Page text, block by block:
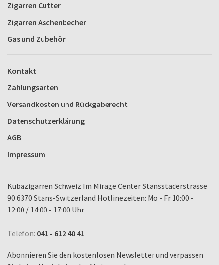
Zigarren Cutter
Zigarren Aschenbecher
Gas und Zubehör
Kontakt
Zahlungsarten
Versandkosten und Rückgaberecht
Datenschutzerklärung
AGB
Impressum
Kubazigarren Schweiz Im Mirage Center Stansstaderstrasse
90 6370 Stans-Switzerland Hotlinezeiten: Mo - Fr 10:00 -
12:00 / 14:00 - 17:00 Uhr
Telefon: 041 - 612 40 41
Abonnieren Sie den kostenlosen Newsletter und verpassen